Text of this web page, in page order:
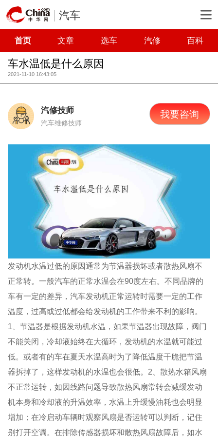
汽车
首页 文章 选车 汽修 百科
车水温低是什么原因
2021-11-10 16:43:05
汽修技师
汽车维修技师
我要咨询
发动机水温过低的原因通常为节温器损坏或者散热风扇不
正常转。一般汽车的正常水温会在90度左右。不同品牌的
车有一定的差异，汽车发动机正常运转时需要一定的工作
温度，过高或过低都会给发动机的工作带来不利的影响。
1、节温器是根据发动机水温，如果节温器出现故障，阀门
不能关闭，冷却液始终在大循环，发动机的水温就可能过
低。或者有的车在夏天水温高时为了降低温度干脆把节温
器拆掉了，这样发动机的水温也会很低。2、散热水箱风扇
不正常运转，如因线路问题导致散热风扇常转会减缓发动
机本身和冷却液的升温效率，水温上升缓慢油耗也会明显
增加；在冷启动车辆时观察风扇是否运转可以判断，记住
别打开空调。在排除传感器损坏和散热风扇故障后，如水